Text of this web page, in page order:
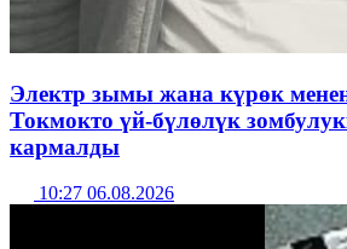
Электр зымы жана күрөк
Токмокто үй-бүлөлүк
кармалды
10:27 06.08.2026